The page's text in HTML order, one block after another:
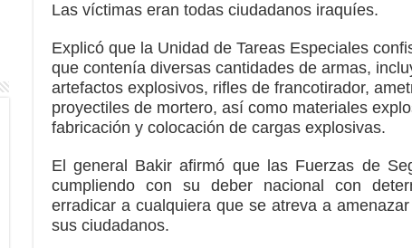
Las víctimas eran todas ciudadanos iraquíes.
Explicó que la Unidad de Tareas Especiales
que contenía diversas cantidades de armas,
artefactos explosivos, rifles de francotirador,
proyectiles de mortero, así como materiales
fabricación y colocación de cargas explosivas.
El general Bakir afirmó que las Fuerzas de
cumpliendo con su deber nacional con
erradicar a cualquiera que se atreva a
sus ciudadanos.